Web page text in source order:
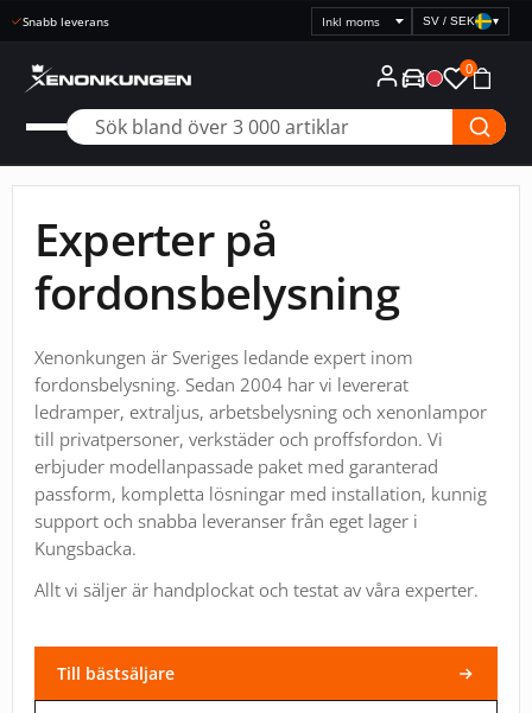
Snabb leverans
Välj
prisvisning
SV / SEK ▾
0
Experter på
fordonsbelysning
Xenonkungen är Sveriges ledande expert inom
fordonsbelysning. Sedan 2004 har vi levererat
ledramper, extraljus, arbetsbelysning och xenonlampor
till privatpersoner, verkstäder och proffsfordon. Vi
erbjuder modellanpassade paket med garanterad
passform, kompletta lösningar med installation, kunnig
support och snabba leveranser från eget lager i
Kungsbacka.
Allt vi säljer är handplockat och testat av våra experter.
Till bästsäljare